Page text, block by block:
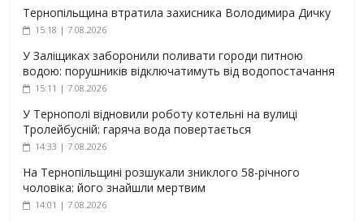
Тернопільщина втратила захисника Володимира Дичку
15:18 | 7.08.2026
У Заліщиках заборонили поливати городи питною
водою: порушників відключатимуть від водопостачання
15:11 | 7.08.2026
У Тернополі відновили роботу котельні на вулиці
Тролейбусній: гаряча вода повертається
14:33 | 7.08.2026
На Тернопільщині розшукали зниклого 58-річного
чоловіка: його знайшли мертвим
14:01 | 7.08.2026